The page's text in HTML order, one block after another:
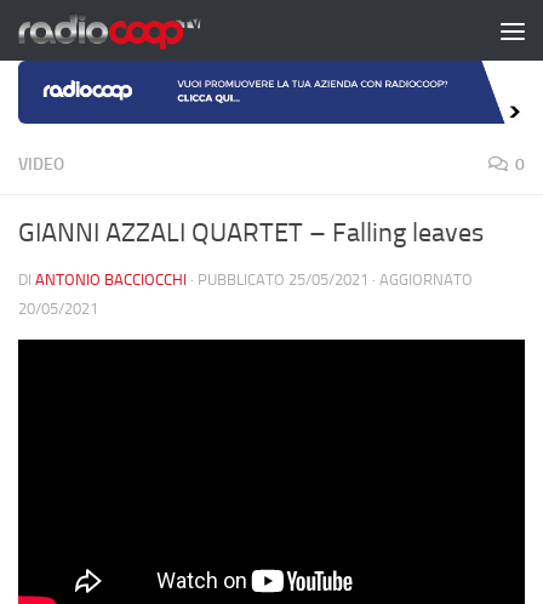
Salta al contenuto
VIDEO 0
GIANNI AZZALI QUARTET – Falling leaves
DI ANTONIO BACCIOCCHI · PUBBLICATO 25/05/2021 · AGGIORNATO
20/05/2021